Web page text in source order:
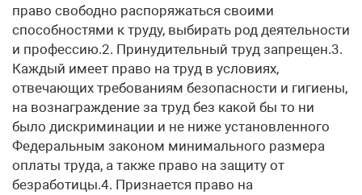
право свободно распоряжаться своими
способностями к труду, выбирать род деятельности
и профессию.2. Принудительный труд запрещен.3.
Каждый имеет право на труд в условиях,
отвечающих требованиям безопасности и гигиены,
на вознаграждение за труд без какой бы то ни
было дискриминации и не ниже установленного
Федеральным законом минимального размера
оплаты труда, а также право на защиту от
безработицы.4. Признается право на